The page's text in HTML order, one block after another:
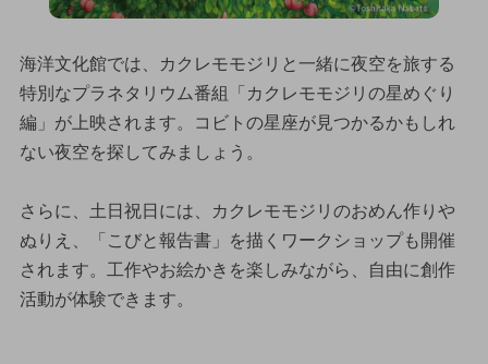
海洋文化館では、カクレモモジリと一緒に夜空を旅する
特別なプラネタリウム番組「カクレモモジリの星めぐり
編」が上映されます。コビトの星座が見つかるかもしれ
ない夜空を探してみましょう。
さらに、土日祝日には、カクレモモジリのおめん作りや
ぬりえ、「こびと報告書」を描くワークショップも開催
されます。工作やお絵かきを楽しみながら、自由に創作
活動が体験できます。